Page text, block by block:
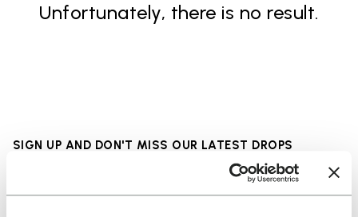
Unfortunately, there is no result.
SIGN UP AND DON'T MISS OUR LATEST DROPS